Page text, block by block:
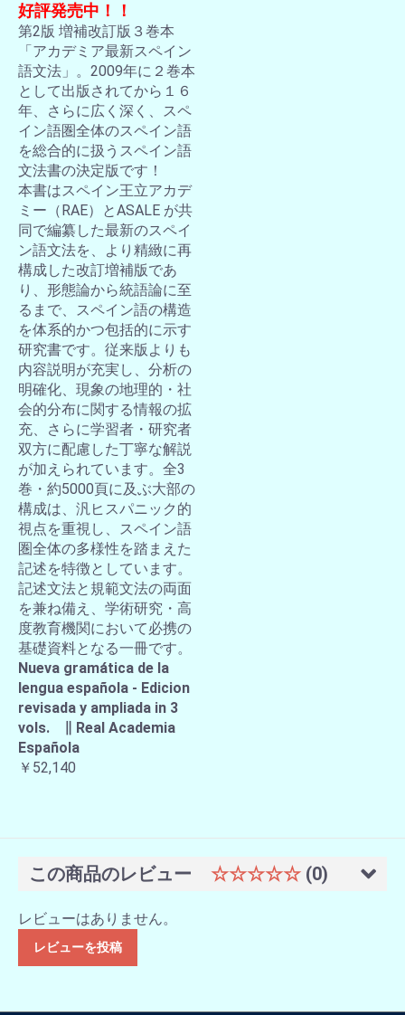
好評発売中！！
第2版 増補改訂版３巻本
「アカデミア最新スペイン
語文法」。2009年に２巻本
として出版されてから１６
年、さらに広く深く、スペ
イン語圏全体のスペイン語
を総合的に扱うスペイン語
文法書の決定版です！
本書はスペイン王立アカデ
ミー（RAE）とASALE が共
同で編纂した最新のスペイ
ン語文法を、より精緻に再
構成した改訂増補版であ
り、形態論から統語論に至
るまで、スペイン語の構造
を体系的かつ包括的に示す
研究書です。従来版よりも
内容説明が充実し、分析の
明確化、現象の地理的・社
会的分布に関する情報の拡
充、さらに学習者・研究者
双方に配慮した丁寧な解説
が加えられています。全3
巻・約5000頁に及ぶ大部の
構成は、汎ヒスパニック的
視点を重視し、スペイン語
圏全体の多様性を踏まえた
記述を特徴としています。
記述文法と規範文法の両面
を兼ね備え、学術研究・高
度教育機関において必携の
基礎資料となる一冊です。
Nueva gramática de la
lengua española - Edicion
revisada y ampliada in 3
vols. ∥ Real Academia
Española
￥52,140
この商品のレビュー ☆☆☆☆☆ (0)
レビューはありません。
レビューを投稿